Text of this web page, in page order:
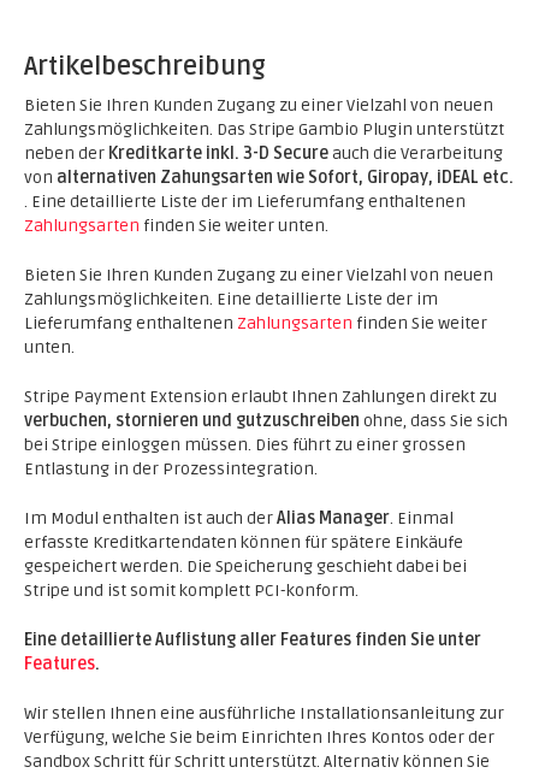
Artikelbeschreibung
Bieten Sie Ihren Kunden Zugang zu einer Vielzahl von neuen
Zahlungsmöglichkeiten. Das Stripe Gambio Plugin unterstützt
neben der Kreditkarte inkl. 3-D Secureauch die Verarbeitung
von alternativen Zahungsarten wie Sofort, Giropay, iDEAL etc.
. Eine detaillierte Liste der im Lieferumfang enthaltenen
Zahlungsarten finden Sie weiter unten.
Bieten Sie Ihren Kunden Zugang zu einer Vielzahl von neuen
Zahlungsmöglichkeiten. Eine detaillierte Liste der im
Lieferumfang enthaltenen Zahlungsarten finden Sie weiter
unten.
Stripe Payment Extension erlaubt Ihnen Zahlungen direkt zu
verbuchen, stornieren und gutzuschreiben ohne, dass Sie sich
bei Stripe einloggen müssen. Dies führt zu einer grossen
Entlastung in der Prozessintegration.
Im Modul enthalten ist auch derAlias Manager. Einmal
erfasste Kreditkartendaten können für spätere Einkäufe
gespeichert werden. Die Speicherung geschieht dabei bei
Stripe und ist somit komplett PCI-konform.
Eine detaillierte Auflistung aller Features finden Sie unter
Features.
Wir stellen Ihnen eine ausführliche Installationsanleitung zur
Verfügung, welche Sie beim Einrichten Ihres Kontos oder der
Sandbox Schritt für Schritt unterstützt. Alternativ können Sie